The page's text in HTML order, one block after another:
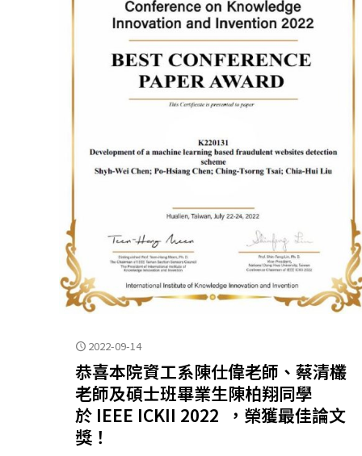
2022-09-14
恭喜本院資工系陳仕偉老師、蔡清欉
老師及碩士班畢業生陳柏翔同學
於 IEEE ICKII 2022 ，榮獲最佳論文
獎！